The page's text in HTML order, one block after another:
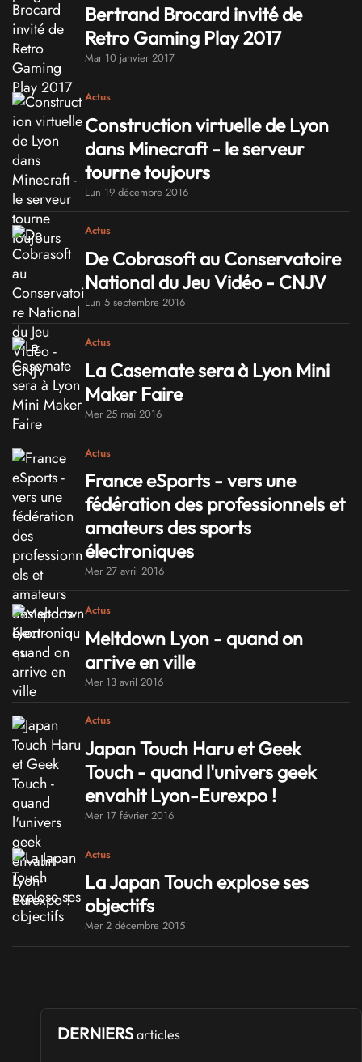
Bertrand Brocard invité de
Retro Gaming Play 2017
Mar 10 janvier 2017
Actus
Construction virtuelle de Lyon
dans Minecraft - le serveur
tourne toujours
Lun 19 décembre 2016
Actus
De Cobrasoft au Conservatoire
National du Jeu Vidéo - CNJV
Lun 5 septembre 2016
Actus
La Casemate sera à Lyon Mini
Maker Faire
Mer 25 mai 2016
Actus
France eSports - vers une
fédération des professionnels et
amateurs des sports
électroniques
Mer 27 avril 2016
Actus
Meltdown Lyon - quand on
arrive en ville
Mer 13 avril 2016
Actus
Japan Touch Haru et Geek
Touch - quand l'univers geek
envahit Lyon-Eurexpo !
Mer 17 février 2016
Actus
La Japan Touch explose ses
objectifs
Mer 2 décembre 2015
DERNIERS articles